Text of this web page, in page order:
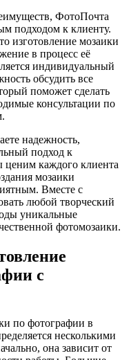
ФотоПочта
подходом к клиенту.
изготовление мозаики
в процесс её
индивидуальный
обсудить все
поможет сделать
консультации по
надежность,
подход к
каждого клиента
мозаики
Вместе с
любой творческий
уникальные
фотомозаики.
с
по фотографии в
несколькими
она зависит от